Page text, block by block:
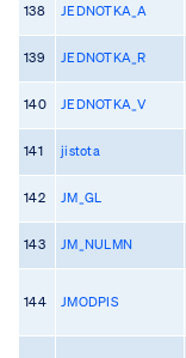
138 JEDNOTKA_A
139 JEDNOTKA_R
140 JEDNOTKA_V
141 jistota
142 JM_GL
143 JM_NULMN
144 JMODPIS